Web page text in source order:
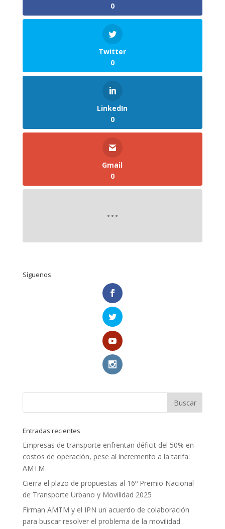
0
Twitter
0
LinkedIn
0
Gmail
0
Síguenos
Entradas recientes
Empresas de transporte enfrentan déficit del 50% en
costos de operación, pese al incremento a la tarifa:
AMTM
Cierra el plazo de propuestas al 16º Premio Nacional
de Transporte Urbano y Movilidad 2025
Firman AMTM y el IPN un acuerdo de colaboración
para buscar resolver el problema de la movilidad